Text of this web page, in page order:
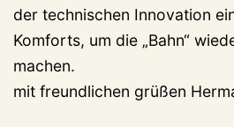
der technischen Innovation
Komforts, um die „Bahn“
machen.
mit freundlichen grüßen